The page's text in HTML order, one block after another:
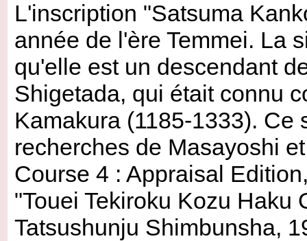
L'inscription "Satsuma
année de l'ère Temmei. La
qu'elle est un descendant
Shigetada, qui était connu
Kamakura (1185-1333).
recherches de Masayoshi
Course 4 : Appraisal
"Touei Tekiroku Kozu
Tatsushunju Shimbunsha,